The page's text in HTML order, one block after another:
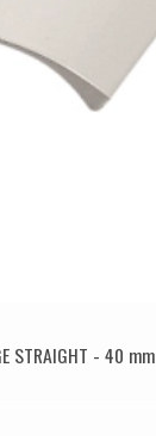
STRAIGHT - 40 mm